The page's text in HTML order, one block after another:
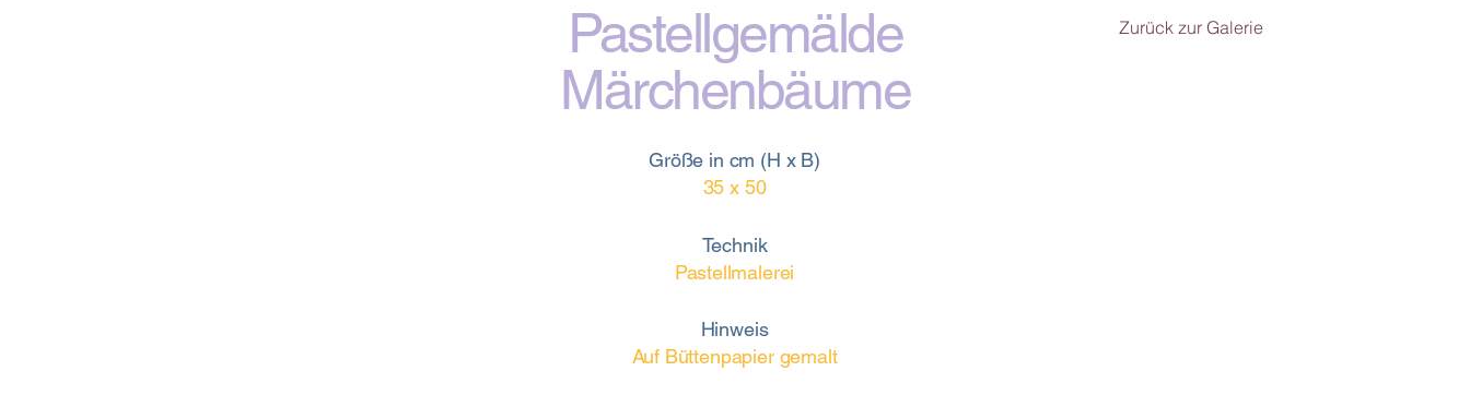
Pastellgemälde Zurück zur Galerie
Märchenbäume
Größe in cm (H x B)
35 x 50
Technik
Pastellmalerei
Hinweis
Auf Büttenpapier gemalt